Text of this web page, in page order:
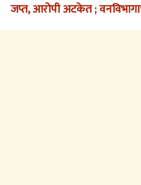
जप्त, आरोपी अटकेत ;